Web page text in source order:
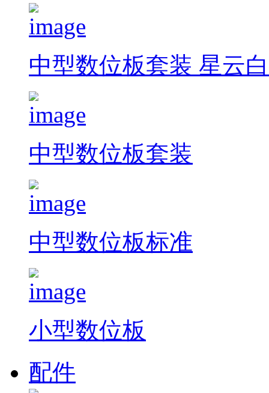
中型数位板套装 星云白
中型数位板套装
中型数位板标准
小型数位板
配件